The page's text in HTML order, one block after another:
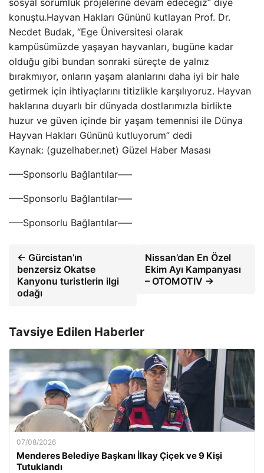
sosyal sorumluk projelerine devam edeceğiz” diye
konuştu.Hayvan Hakları Gününü kutlayan Prof. Dr.
Necdet Budak, “Ege Üniversitesi olarak
kampüsümüzde yaşayan hayvanları, bugüne kadar
olduğu gibi bundan sonraki süreçte de yalnız
bırakmıyor, onların yaşam alanlarını daha iyi bir hale
getirmek için ihtiyaçlarını titizlikle karşılıyoruz. Hayvan
haklarına duyarlı bir dünyada dostlarımızla birlikte
huzur ve güven içinde bir yaşam temennisi ile Dünya
Hayvan Hakları Gününü kutluyorum” dedi
Kaynak: (guzelhaber.net) Güzel Haber Masası
—–Sponsorlu Bağlantılar—–
—–Sponsorlu Bağlantılar—–
—–Sponsorlu Bağlantılar—–
← Gürcistan’ın
benzersiz Okatse
Kanyonu turistlerin ilgi
odağı
Nissan’dan En Özel
Ekim Ayı Kampanyası
– OTOMOTIV →
Tavsiye Edilen Haberler
07/08/2026
Menderes Belediye Başkanı İlkay Çiçek ve 9 Kişi
Tutuklandı